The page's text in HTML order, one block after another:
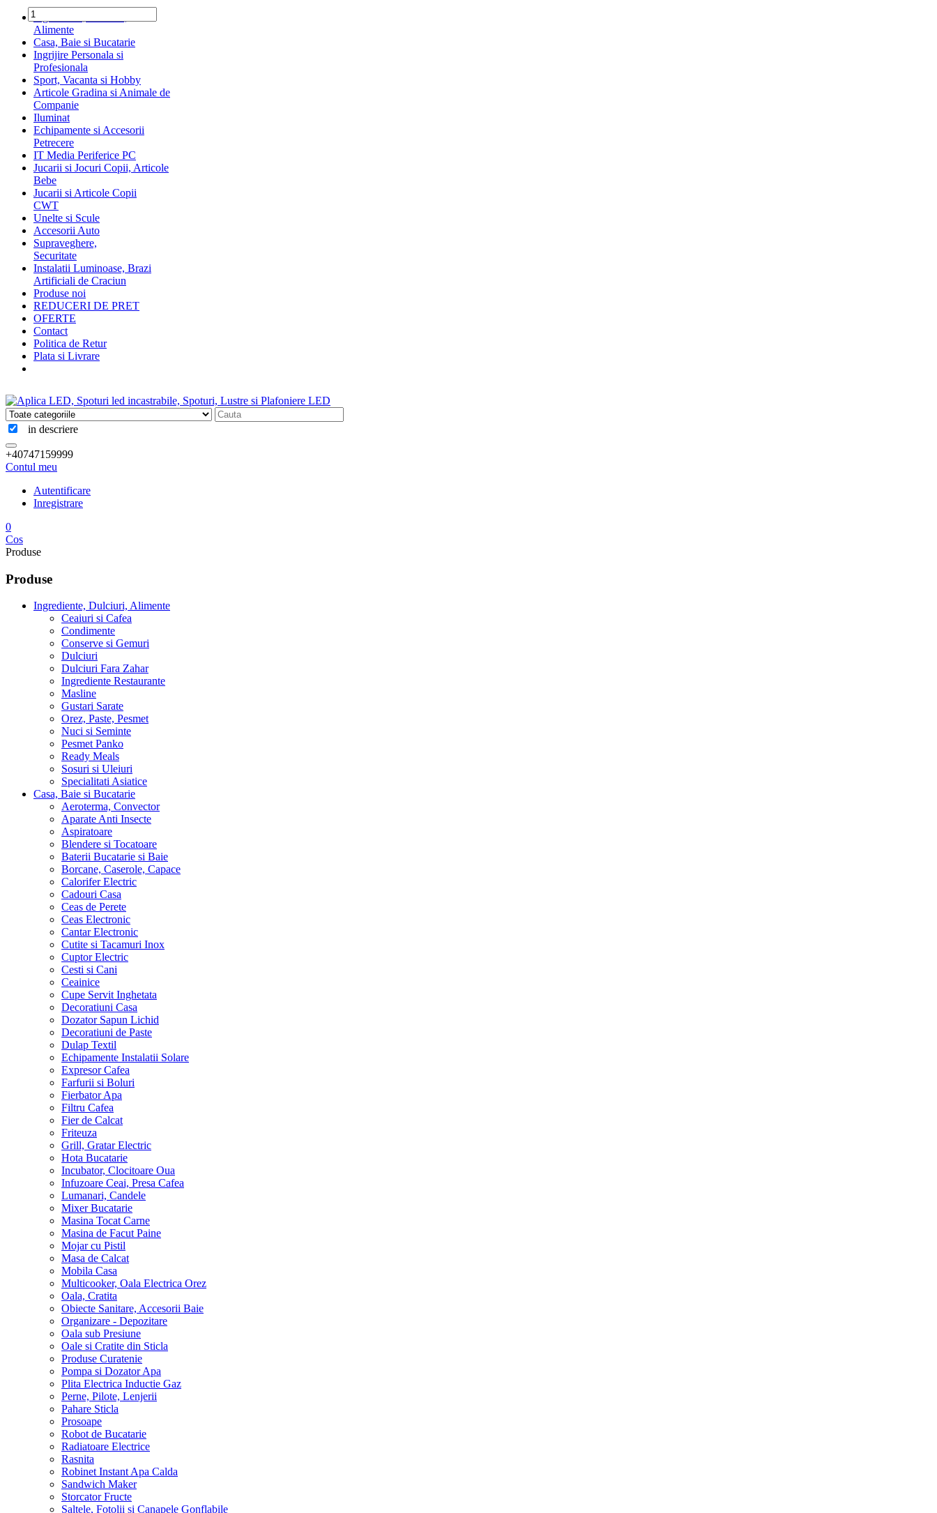
Ingrediente, Dulciuri,
Alimente
Casa, Baie si Bucatarie
Ingrijire Personala si
Profesionala
Sport, Vacanta si Hobby
Articole Gradina si Animale de
Companie
Iluminat
Echipamente si Accesorii
Petrecere
IT Media Periferice PC
Jucarii si Jocuri Copii, Articole
Bebe
Jucarii si Articole Copii
CWT
Unelte si Scule
Accesorii Auto
Supraveghere,
Securitate
Instalatii Luminoase, Brazi
Artificiali de Craciun
Produse noi
REDUCERI DE PRET
OFERTE
Contact
Politica de Retur
Plata si Livrare
in descriere
+40747159999
Contul meu
Autentificare
Inregistrare
0
Cos
Produse
Produse
Ingrediente, Dulciuri, Alimente
Ceaiuri si Cafea
Condimente
Conserve si Gemuri
Dulciuri
Dulciuri Fara Zahar
Ingrediente Restaurante
Masline
Gustari Sarate
Orez, Paste, Pesmet
Nuci si Seminte
Pesmet Panko
Ready Meals
Sosuri si Uleiuri
Specialitati Asiatice
Casa, Baie si Bucatarie
Aeroterma, Convector
Aparate Anti Insecte
Aspiratoare
Blendere si Tocatoare
Baterii Bucatarie si Baie
Borcane, Caserole, Capace
Calorifer Electric
Cadouri Casa
Ceas de Perete
Ceas Electronic
Cantar Electronic
Cutite si Tacamuri Inox
Cuptor Electric
Cesti si Cani
Ceainice
Cupe Servit Inghetata
Decoratiuni Casa
Dozator Sapun Lichid
Decoratiuni de Paste
Dulap Textil
Echipamente Instalatii Solare
Expresor Cafea
Farfurii si Boluri
Fierbator Apa
Filtru Cafea
Fier de Calcat
Friteuza
Grill, Gratar Electric
Hota Bucatarie
Incubator, Clocitoare Oua
Infuzoare Ceai, Presa Cafea
Lumanari, Candele
Mixer Bucatarie
Masina Tocat Carne
Masina de Facut Paine
Mojar cu Pistil
Masa de Calcat
Mobila Casa
Multicooker, Oala Electrica Orez
Oala, Cratita
Obiecte Sanitare, Accesorii Baie
Organizare - Depozitare
Oala sub Presiune
Oale si Cratite din Sticla
Produse Curatenie
Pompa si Dozator Apa
Plita Electrica Inductie Gaz
Perne, Pilote, Lenjerii
Pahare Sticla
Prosoape
Robot de Bucatarie
Radiatoare Electrice
Rasnita
Robinet Instant Apa Calda
Sandwich Maker
Storcator Fructe
Saltele, Fotolii si Canapele Gonflabile